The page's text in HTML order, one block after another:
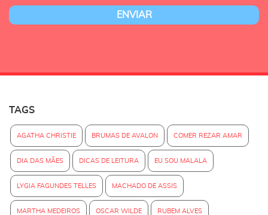
TAGS
AGATHA CHRISTIE BRUMAS DE AVALON COMER REZAR AMAR
DIA DAS MÃES DICAS DE LEITURA EU SOU MALALA
LYGIA FAGUNDES TELLES MACHADO DE ASSIS
MARTHA MEDEIROS OSCAR WILDE RUBEM ALVES